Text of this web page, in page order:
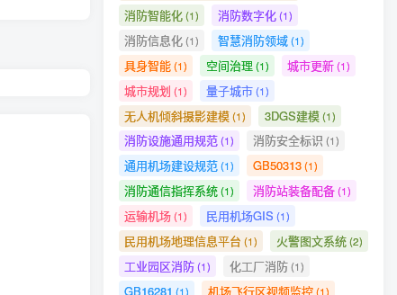
消防智能化(1) 消防数字化(1)
消防信息化(1) 智慧消防领域(1)
具身智能(1) 空间治理(1) 城市更新(1)
城市规划 (1) 量子城市(1)
无人机倾斜摄影建模(1) 3DGS建模(1)
消防设施通用规范(1) 消防安全标识 (1)
通用机场建设规范(1) GB50313(1)
消防通信指挥系统(1) 消防站装备配备(1)
运输机场(1) 民用机场GIS (1)
民用机场地理信息平台 (1) 火警图文系统(2)
工业园区消防(1) 化工厂消防(1)
GB16281 (1) 机场飞行区视频监控(1)